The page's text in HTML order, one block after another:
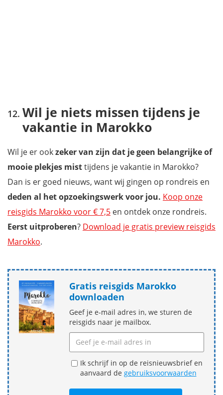
Wil je niets missen tijdens je
vakantie in Marokko
Wil je er ookzeker van zijn dat je geen belangrijke of
mooie plekjes misttijdens je vakantie in Marokko?
Dan is er goed nieuws, want wij gingen op rondreis en
deden al het opzoekingswerk voor jou. Koop onze
reisgids Marokko voor € 7,5 en ontdek onze rondreis.
Eerst uitproberen? Download je gratis preview reisgids
Marokko.
Gratis reisgids Marokko
downloaden
Geef je e-mail adres in, we sturen de
reisgids naar je mailbox.
Ik schrijf in op de reisnieuwsbrief en
aanvaard de gebruiksvoorwaarden